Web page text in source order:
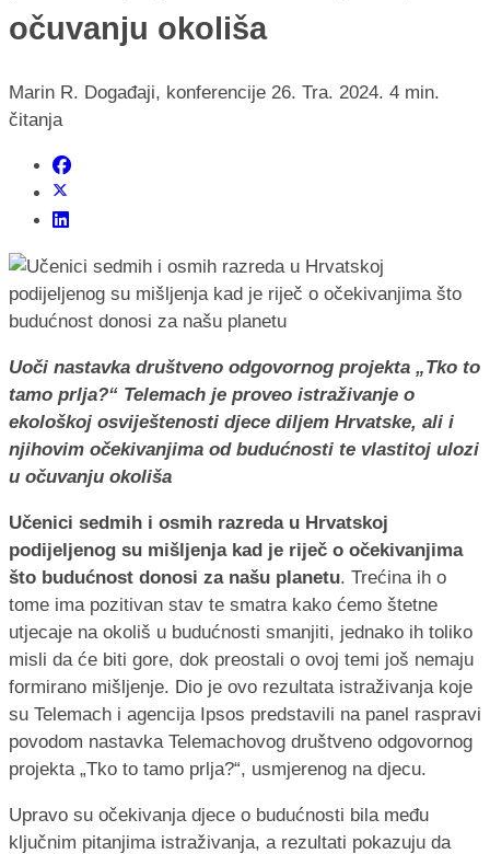
očuvanju okoliša
Marin R. Događaji, konferencije 26. Tra. 2024. 4 min.
čitanja
Uoči nastavka društveno odgovornog projekta „Tko to
tamo prlja?“ Telemach je proveo istraživanje o
ekološkoj osviještenosti djece diljem Hrvatske, ali i
njihovim očekivanjima od budućnosti te vlastitoj ulozi
u očuvanju okoliša
Učenici sedmih i osmih razreda u Hrvatskoj
podijeljenog su mišljenja kad je riječ o očekivanjima
što budućnost donosi za našu planetu. Trećina ih o
tome ima pozitivan stav te smatra kako ćemo štetne
utjecaje na okoliš u budućnosti smanjiti, jednako ih toliko
misli da će biti gore, dok preostali o ovoj temi još nemaju
formirano mišljenje. Dio je ovo rezultata istraživanja koje
su Telemach i agencija Ipsos predstavili na panel raspravi
povodom nastavka Telemachovog društveno odgovornog
projekta „Tko to tamo prlja?“, usmjerenog na djecu.
Upravo su očekivanja djece o budućnosti bila među
ključnim pitanjima istraživanja, a rezultati pokazuju da